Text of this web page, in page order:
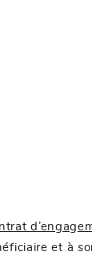
et à